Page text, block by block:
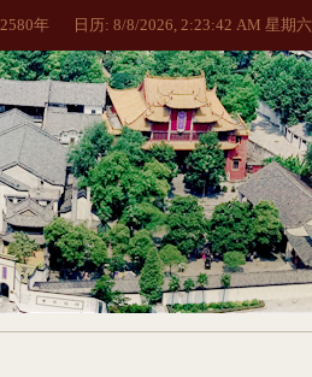
2580年 日历: 8/8/2026, 2:23:45 AM 星期六